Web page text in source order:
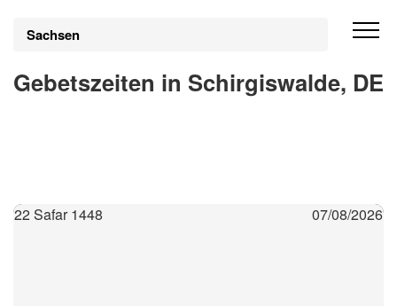
Sachsen
Gebetszeiten in Schirgiswalde, DE
22 Safar 1448 07/08/2026